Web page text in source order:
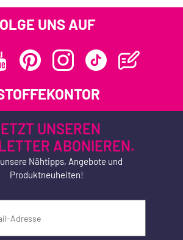
UNS AUF
UNSEREN
ABONIEREN.
Nähtipps, Angebote und
Produktneuheiten!